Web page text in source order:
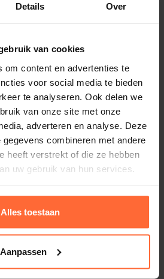
Details Over
van cookies
om content en advertenties te
voor social media te bieden
te analyseren. Ook delen we
van onze site met onze
adverteren en analyse. Deze
combineren met andere
heeft verstrekt of die ze hebben
uw gebruik van hun services.
Alles toestaan
Aanpassen
18 Meter
Op voorraad